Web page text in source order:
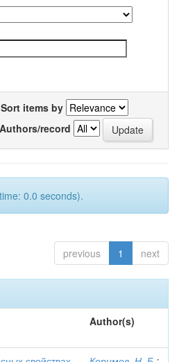
Sort items by
Authors/record
0.0 seconds).
previous 1 next
Author(s)